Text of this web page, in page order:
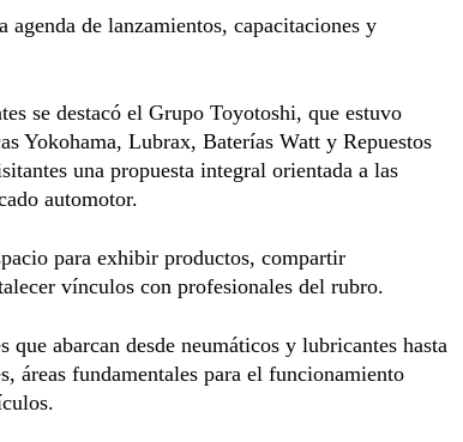
de lanzamientos, capacitaciones y
se destacó el Grupo Toyotoshi, que estuvo
Yokohama, Lubrax, Baterías Watt y Repuestos
una propuesta integral orientada a las
automotor.
para exhibir productos, compartir
vínculos con profesionales del rubro.
que abarcan desde neumáticos y lubricantes hasta
áreas fundamentales para el funcionamiento